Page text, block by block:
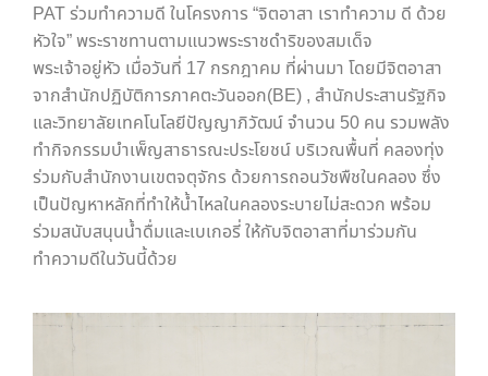
PAT ร่วมทำความดี ในโครงการ “จิตอาสา เราทำความ ดี ด้วย
หัวใจ” พระราชทานตามแนวพระราชดำริของสมเด็จ
พระเจ้าอยู่หัว เมื่อวันที่ 17 กรกฎาคม ที่ผ่านมา โดยมีจิตอาสา
จากสำนักปฏิบัติการภาคตะวันออก(BE) , สำนักประสานรัฐกิจ
และวิทยาลัยเทคโนโลยีปัญญาภิวัฒน์ จำนวน 50 คน รวมพลัง
ทำกิจกรรมบำเพ็ญสาธารณะประโยชน์ บริเวณพื้นที่ คลองทุ่ง
ร่วมกับสำนักงานเขตจตุจักร ด้วยการถอนวัชพืชในคลอง ซึ่ง
เป็นปัญหาหลักที่ทำให้น้ำไหลในคลองระบายไม่สะดวก พร้อม
ร่วมสนับสนุนน้ำดื่มและเบเกอรี่ ให้กับจิตอาสาที่มาร่วมกัน
ทำความดีในวันนี้ด้วย